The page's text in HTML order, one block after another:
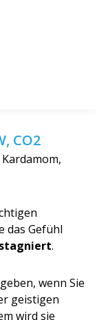
CO2
das Gefühl
stagniert.
geben, wenn Sie
geistigen
wird sie